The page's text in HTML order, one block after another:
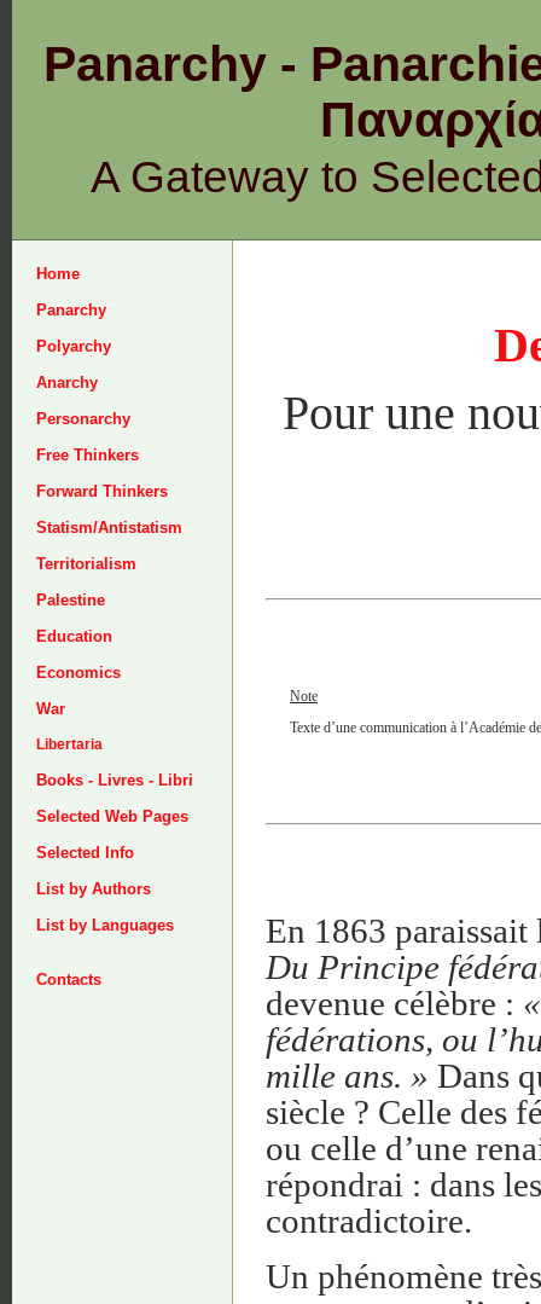
Panarchy -
A Gateway to
Home
Panarchy
Polyarchy
Anarchy
Personarchy
Free Thinkers
Forward Thinkers
Statism/Antistatism
Territorialism
Palestine
Education
Economics
War
Libertaria
Books - Livres - Libri
Selected Web Pages
Selected Info
List by Authors
List by Languages
Contacts
Pour une
Note
Texte d’une communication à l’Académie
En 1863
Du Principe
devenue célèbre :
fédérations, ou
mille ans. » Dans
siècle ? Celle des
ou celle d’une
répondrai : dans
contradictoire.
Un phénomène